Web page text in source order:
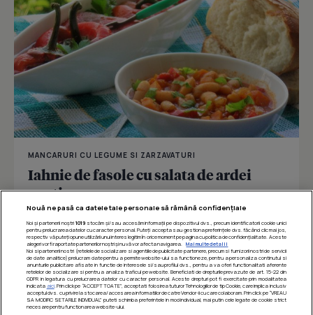
MANCARURI CU LEGUME SI ZARZAVATURI
Iahnie de fasole cu salata de ardei
copti
Îmi place Distribuie
Nouă ne pasă ca datele tale personale să rămână confidențiale
Noi și partenerii noștri 1019stocăm și/sau accesăm informații pe dispozitivul dvs., precum identificatorii cookie unici
pentru prelucrarea datelor cu caracter personal. Puteți accepta sau gestiona preferințele dvs. făcând clic mai jos,
respectiv vă puteți opune utilizării unui interes legitim în orice moment pe pagina cu politica de confidențialitate. Aceste
alegeri vor fi raportate partenerilor noștri și nu vă vor afecta navigarea.
Mai multe detalii
Noi si partenerii nostri (retelele de socializare si agentiile de publicitate partenere, precum si furnizorii nostri de servicii
de date analitice) prelucram date pentru a permite website-ului sa functioneze, pentru a personaliza continutul si
anunturile publicitare afisate in functie de interesele si/sau profilul dvs., pentru a va oferi functionalitati aferente
retelelor de socializare si pentru a analiza traficul pe website. Beneficiati de drepturile prevazute de art. 15-22 din
GDPR in legatura cu prelucrarea datelor cu caracter personal. Aceste drepturi pot fi exercitate prin modalitatea
indicata aici. Prin click pe “ACCEPT TOATE”, acceptati folosirea tuturor Tehnologiilor de tip Cookie, care implica inclusiv
acceptul dvs. cu privire la stocarea/accesarea informatiilor de catre Vendor-ii cu care colaboram. Prin click pe “VREAU
SA MODIFIC SETARILE INDIVIDUAL” puteti schimba preferintele in mod individual, mai putin cele legate de cookie strict
necesare pentru functionarea website-ului.